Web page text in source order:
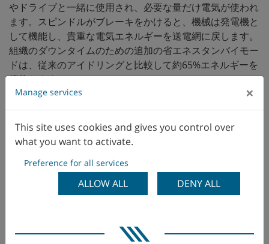
やドライブと一緒に使用され、必要な量だけ電気が使われ
ます。スピンドルがブレーキをかけると、機械は発電機と
して機能し、貴重な電気エネルギーを送電網に戻します。
組織のダウンタイムのための追加の省エネスタンバイモー
ドは、従来のアイドリングと比較して約65%エネルギーを
節約します。
Manage services ×
This site uses cookies and gives you control over
what you want to activate.
Preference for all services
ALLOW ALL DENY ALL